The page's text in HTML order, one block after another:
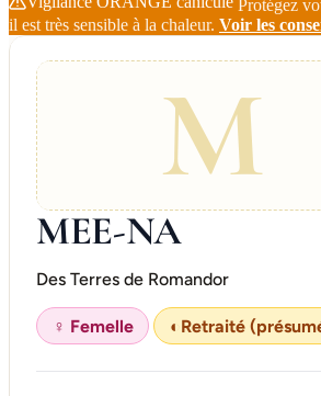
Protégez
il est très sensible à la chaleur. Voir les
M
MEE-NA
Des Terres de Romandor
♀ Femelle ◐ Retraité